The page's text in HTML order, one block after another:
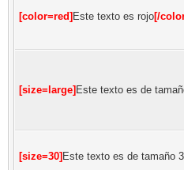
[color=red] Este texto es rojo[/
[size=large] Este texto es de
[size=30] Este texto es de tamaño